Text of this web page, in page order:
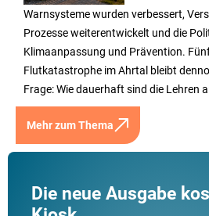
Warnsysteme wurden verbessert,
Prozesse weiterentwickelt und die
Klimaanpassung und Prävention.
Flutkatastrophe im Ahrtal bleibt
Frage: Wie dauerhaft sind die Lehren
Mehr zum Thema
Die neue Ausgabe